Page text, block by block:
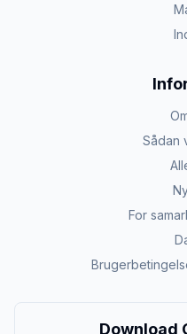
Sådan
For
Download